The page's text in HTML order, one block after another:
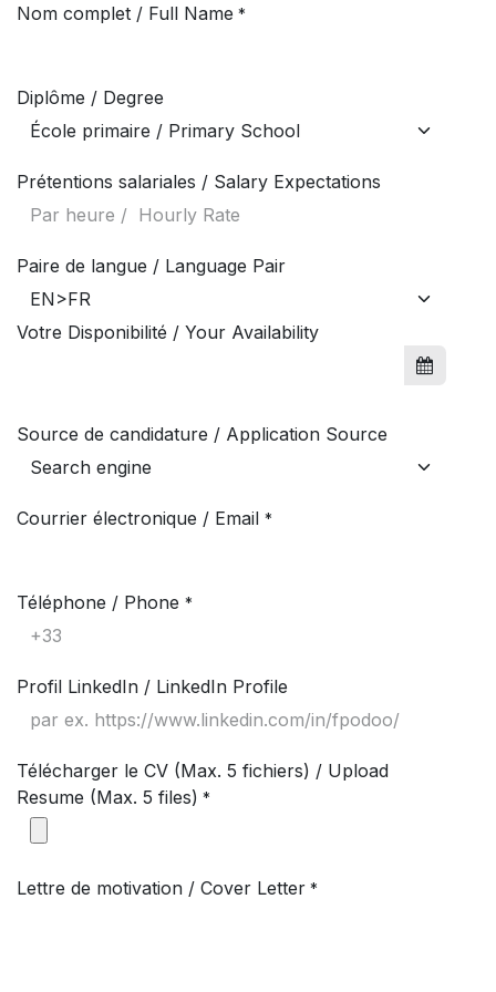
Se rendre au contenu
Nom complet / Full Name *
Diplôme / Degree
Prétentions salariales / Salary Expectations
Paire de langue / Language Pair
Votre Disponibilité / Your Availability
Source de candidature / Application Source
Courrier électronique / Email *
Téléphone / Phone *
Profil LinkedIn / LinkedIn Profile
Télécharger le CV (Max. 5 fichiers) / Upload
Resume (Max. 5 files) *
Lettre de motivation / Cover Letter *